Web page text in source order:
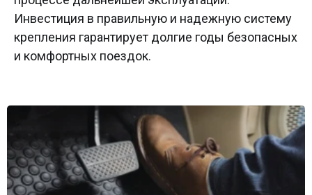
Инвестиция в правильную и надежную систему
крепления гарантирует долгие годы безопасных
и комфортных поездок.